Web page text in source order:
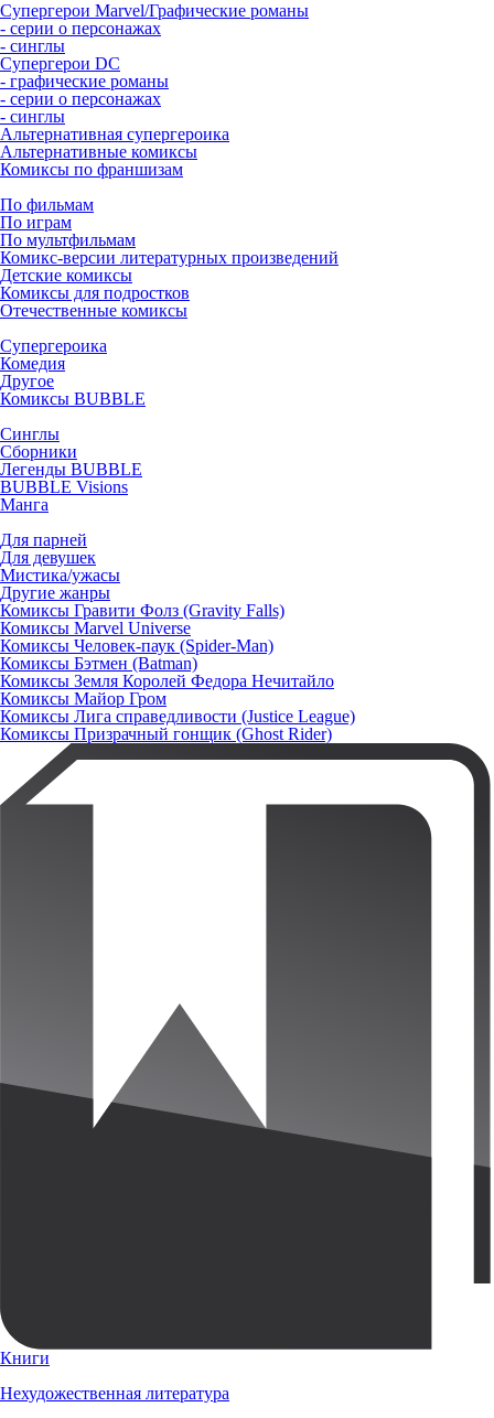
Супергерои Marvel/Графические романы
- серии о персонажах
- синглы
Супергерои DC
- графические романы
- серии о персонажах
- синглы
Альтернативная супергероика
Альтернативные комиксы
Комиксы по франшизам
По фильмам
По играм
По мультфильмам
Комикс-версии литературных произведений
Детские комиксы
Комиксы для подростков
Отечественные комиксы
Супергероика
Комедия
Другое
Комиксы BUBBLE
Синглы
Сборники
Легенды BUBBLE
BUBBLE Visions
Манга
Для парней
Для девушек
Мистика/ужасы
Другие жанры
Комиксы Гравити Фолз (Gravity Falls)
Комиксы Marvel Universe
Комиксы Человек-паук (Spider-Man)
Комиксы Бэтмен (Batman)
Комиксы Земля Королей Федора Нечитайло
Комиксы Майор Гром
Комиксы Лига справедливости (Justice League)
Комиксы Призрачный гонщик (Ghost Rider)
Книги
Нехудожественная литература